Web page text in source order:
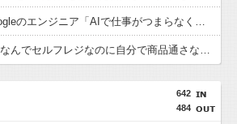
【悲報】Googleのエンジニア「AIで仕事がつまらなくなった」
【悲報】Z「なんでセルフレジなのに自分で商品通さないといけないんだ」
642
484